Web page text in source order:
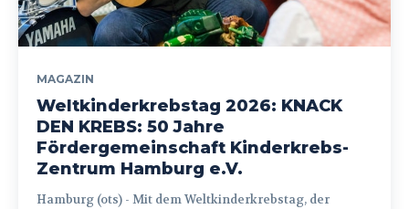
MAGAZIN
Weltkinderkrebstag 2026: KNACK
DEN KREBS: 50 Jahre
Fördergemeinschaft Kinderkrebs-
Zentrum Hamburg e.V.
Hamburg (ots) - Mit dem Weltkinderkrebstag, der